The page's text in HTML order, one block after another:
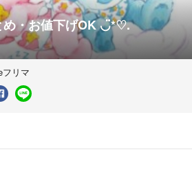
め・お値下げOK ◡̈*♡.
フリマ